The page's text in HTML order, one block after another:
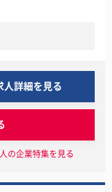
人詳細を見る
の企業特集を見る